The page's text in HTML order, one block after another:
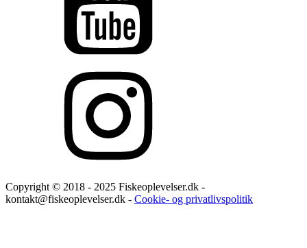
Copyright © 2018 - 2025 Fiskeoplevelser.dk -
kontakt@fiskeoplevelser.dk - Cookie- og privatlivspolitik